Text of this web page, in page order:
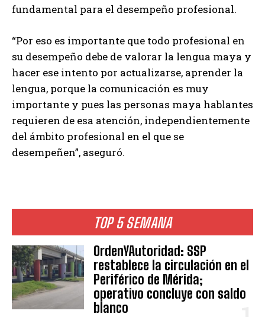
TOP 5 SEMANA
OrdenYAutoridad: SSP
restablece la circulación en el
Periférico de Mérida;
operativo concluye con saldo
blanco
fundamental para el desempeño profesional.
“Por eso es importante que todo profesional en
su desempeño debe de valorar la lengua maya y
hacer ese intento por actualizarse, aprender la
lengua, porque la comunicación es muy
importante y pues las personas maya hablantes
requieren de esa atención, independientemente
del ámbito profesional en el que se
desempeñen”, aseguró.